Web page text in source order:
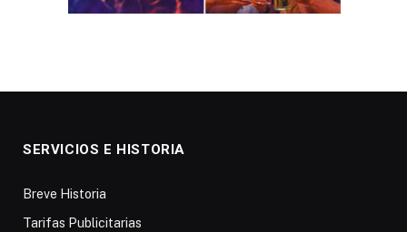
SERVICIOS E HISTORIA
Breve Historia
Tarifas Publicitarias